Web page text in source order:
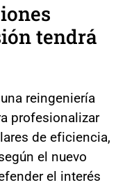
tendrá
reingeniería
profesionalizar
de eficiencia,
el nuevo
el interés